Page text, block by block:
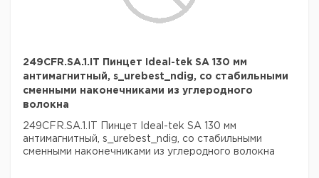
249CFR.SA.1.IT Пинцет Ideal-tek SA 130 мм
антимагнитный, s_urebest_ndig, со стабильными
сменными наконечниками из углеродного
волокна
249CFR.SA.1.IT Пинцет Ideal-tek SA 130 мм
антимагнитный, s_urebest_ndig, со стабильными
сменными наконечниками из углеродного волокна